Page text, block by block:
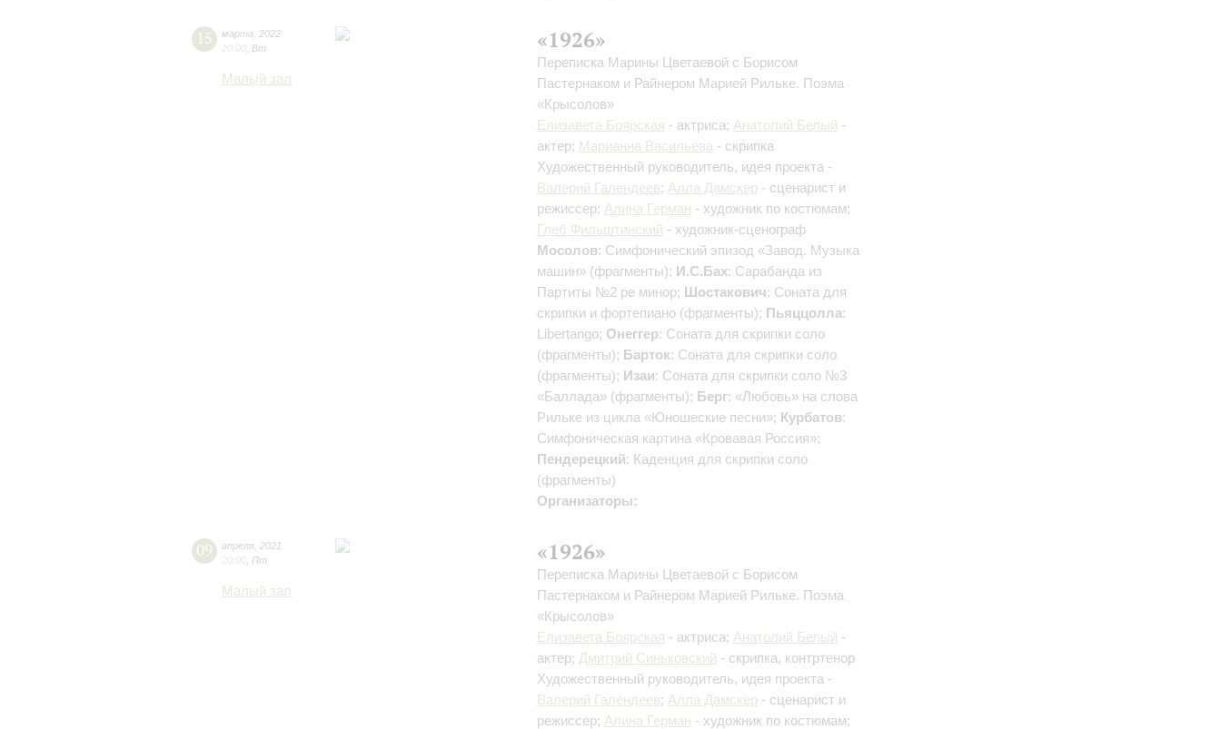
15 марта
2022
20:00 Вт
Малый зал
«1926»
Переписка Марины Цветаевой с Борисом
Пастернаком и Райнером Марией Рильке. Поэма
«Крысолов»
Елизавета Боярская - актриса; Анатолий Белый -
актер; Марианна Васильева - скрипка
Художественный руководитель, идея проекта -
Валерий Галендеев; Алла Дамскер - сценарист и
режиссер; Алина Герман - художник по костюмам;
Глеб Фильштинский - художник-сценограф
Мосолов: Симфонический эпизод «Завод. Музыка
машин» (фрагменты); И.С.Бах: Сарабанда из
Партиты №2 ре минор; Шостакович: Соната для
скрипки и фортепиано (фрагменты); Пьяццолла:
Libertango; Онеггер: Соната для скрипки соло
(фрагменты); Барток: Соната для скрипки соло
(фрагменты); Изаи: Соната для скрипки соло №3
«Баллада» (фрагменты); Берг: «Любовь» на слова
Рильке из цикла «Юношеские песни»; Курбатов:
Симфоническая картина «Кровавая Россия»;
Пендерецкий: Каденция для скрипки соло
(фрагменты)
Организаторы:
09 апреля 2021
20:00 Пт
Малый зал
«1926»
Переписка Марины Цветаевой с Борисом
Пастернаком и Райнером Марией Рильке. Поэма
«Крысолов»
Елизавета Боярская - актриса; Анатолий Белый -
актер; Дмитрий Синьковский - скрипка, контртенор
Художественный руководитель, идея проекта -
Валерий Галендеев; Алла Дамскер - сценарист и
режиссер; Алина Герман - художник по костюмам;